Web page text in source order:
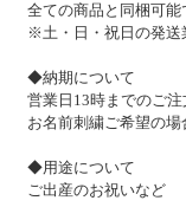
全ての商品と同梱可能
※土・日・祝日の発送
◆納期について
営業日13時までのご注
お名前刺繍ご希望の場
◆用途について
ご出産のお祝いなど